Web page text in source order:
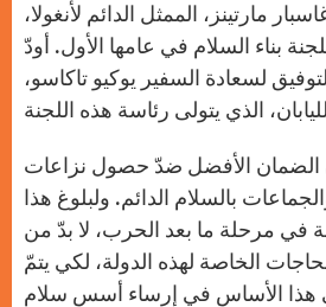
مارتينز، الممثل الدائم لأنغولا،
بناء السلام في عامها الأول. أودّ
لسعادة السفير يوكيو تاكاسو،
الضمان الأفضل ضدّ حصول نزاعات
بالسلام الدائم. ولبلوغ هذا
في مرحلة ما بعد الحرب، لا بدّ من
الخاصة لهذه الدولة، لكي يتمّ
هذا الأساس في إرساء أسس سلام